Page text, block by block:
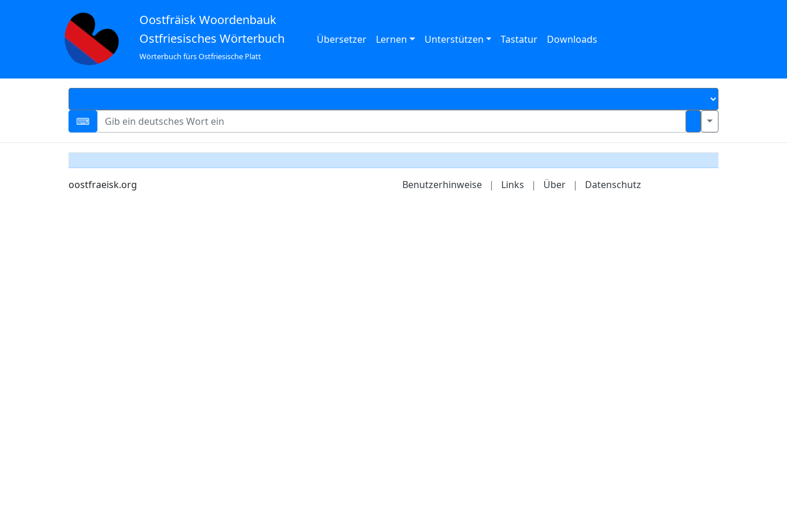
Oostfräisk Woordenbauk
Ostfriesisches Wörterbuch
Wörterbuch fürs Ostfriesische Platt
Übersetzer Lernen Unterstützen Tastatur Downloads
oostfraeisk.org Benutzerhinweise | Links | Über | Datenschutz